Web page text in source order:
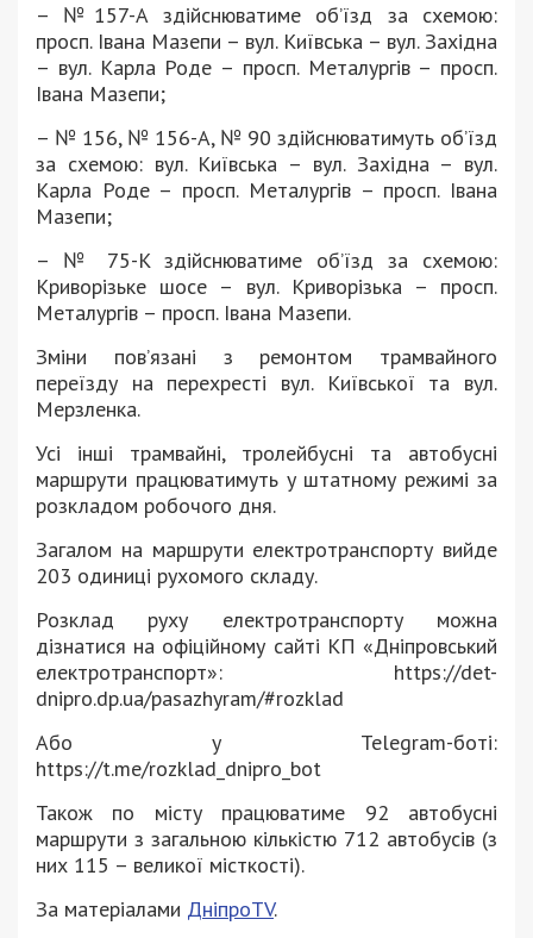
– №157-А здійснюватиме об’їзд за схемою:
просп. Івана Мазепи – вул. Київська – вул. Західна
– вул. Карла Роде – просп. Металургів – просп.
Івана Мазепи;
– № 156, № 156-А, № 90 здійснюватимуть об’їзд
за схемою: вул. Київська – вул. Західна – вул.
Карла Роде – просп. Металургів – просп. Івана
Мазепи;
– № 75-К здійснюватиме об’їзд за схемою:
Криворізьке шосе – вул. Криворізька – просп.
Металургів – просп. Івана Мазепи.
Зміни пов’язані з ремонтом трамвайного
переїзду на перехресті вул. Київської та вул.
Мерзленка.
Усі інші трамвайні, тролейбусні та автобусні
маршрути працюватимуть у штатному режимі за
розкладом робочого дня.
Загалом на маршрути електротранспорту вийде
203 одиниці рухомого складу.
Розклад руху електротранспорту можна
дізнатися на офіційному сайті КП «Дніпровський
електротранспорт»: https://det-
dnipro.dp.ua/pasazhyram/#rozklad
Або у Telegram-боті:
https://t.me/rozklad_dnipro_bot
Також по місту працюватиме 92 автобусні
маршрути з загальною кількістю 712 автобусів (з
них 115 – великої місткості).
За матеріалами ДніпроTV.